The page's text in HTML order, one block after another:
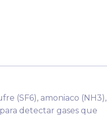
(SF6), amoniaco (NH3),
detectar gases que